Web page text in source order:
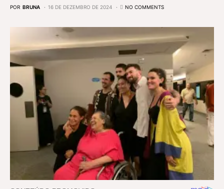
POR BRUNA 16 DE DEZEMBRO DE 2024 NO COMMENTS